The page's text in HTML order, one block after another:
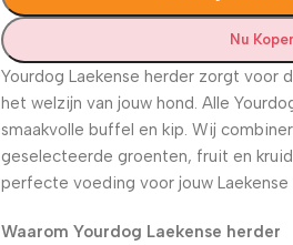
Nu
Yourdog Laekense herder zorgt voor
het welzijn van jouw hond. Alle
smaakvolle buffel en kip. Wij
geselecteerde groenten, fruit en
perfecte voeding voor jouw Laekense
Waarom Yourdog Laekense herder